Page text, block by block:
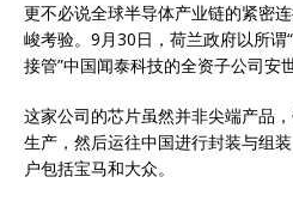
更不必说全球半导体产业链的紧密
峻考验。9月30日，荷兰政府以所谓
接管”中国闻泰科技的全资子公司安
这家公司的芯片虽然并非尖端产品
生产，然后运往中国进行封装与组
户包括宝马和大众。